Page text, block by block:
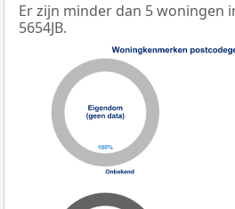
Er zijn minder dan 5 woningen
5654JB.